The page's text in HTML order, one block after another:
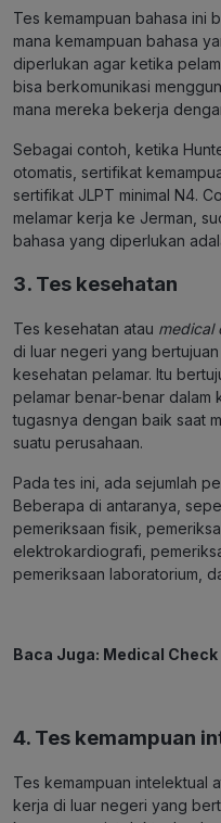
Tes kemampuan bahasa ini
mana kemampuan bahasa
diperlukan agar ketika
bisa berkomunikasi
mana mereka bekerja
Sebagai contoh, ketika
otomatis, sertifikat
sertifikat JLPT minimal N4.
melamar kerja ke Jerman,
bahasa yang diperlukan
3. Tes kesehatan
Tes kesehatan atau medical
di luar negeri yang
kesehatan pelamar. Itu
pelamar benar-benar dalam
tugasnya dengan baik saat
suatu perusahaan.
Pada tes ini, ada sejumlah
Beberapa di antaranya,
pemeriksaan fisik,
elektrokardiografi,
pemeriksaan laboratorium,
Baca Juga: Medical Check
4. Tes kemampuan
Tes kemampuan intelektual
kerja di luar negeri yang